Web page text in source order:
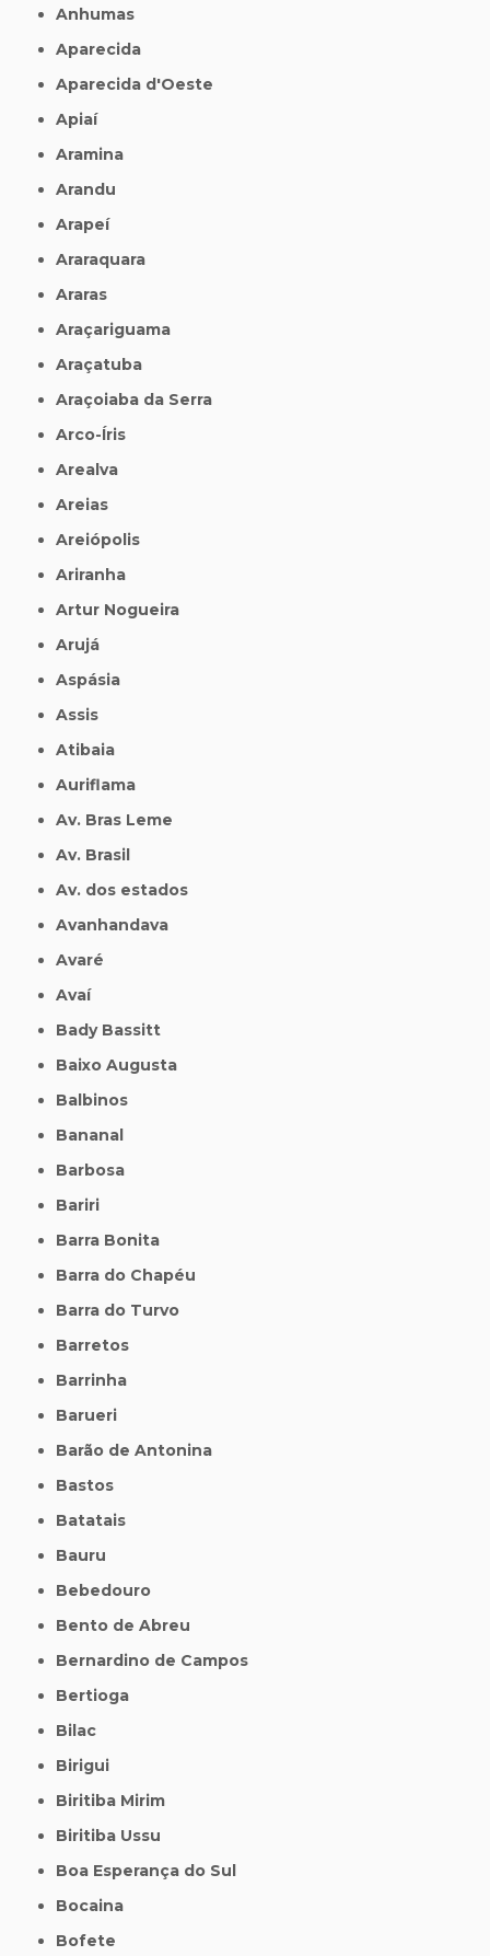
Anhumas
Aparecida
Aparecida d'Oeste
Apiaí
Aramina
Arandu
Arapeí
Araraquara
Araras
Araçariguama
Araçatuba
Araçoiaba da Serra
Arco-Íris
Arealva
Areias
Areiópolis
Ariranha
Artur Nogueira
Arujá
Aspásia
Assis
Atibaia
Auriflama
Av. Bras Leme
Av. Brasil
Av. dos estados
Avanhandava
Avaré
Avaí
Bady Bassitt
Baixo Augusta
Balbinos
Bananal
Barbosa
Bariri
Barra Bonita
Barra do Chapéu
Barra do Turvo
Barretos
Barrinha
Barueri
Barão de Antonina
Bastos
Batatais
Bauru
Bebedouro
Bento de Abreu
Bernardino de Campos
Bertioga
Bilac
Birigui
Biritiba Mirim
Biritiba Ussu
Boa Esperança do Sul
Bocaina
Bofete